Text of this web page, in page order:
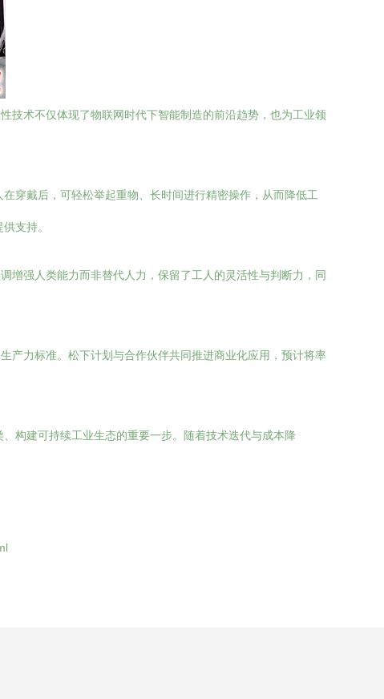
技术不仅体现了物联网时代下智能制造的前沿趋势，也为工业领
穿戴后，可轻松举起重物、长时间进行精密操作，从而降低工
支持。
增强人类能力而非替代人力，保留了工人的灵活性与判断力，同
产力标准。松下计划与合作伙伴共同推进商业化应用，预计将率
构建可持续工业生态的重要一步。随着技术迭代与成本降